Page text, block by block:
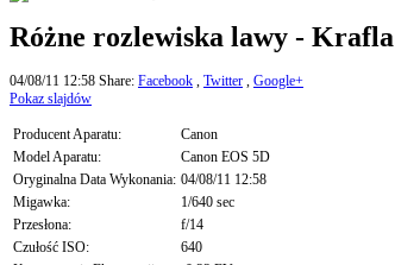
Różne rozlewiska lawy - Krafla
04/08/11 12:58 Share: Facebook , Twitter , Google+
Pokaz slajdów
Producent Aparatu:
Canon
Model Aparatu:
Canon EOS 5D
Oryginalna Data Wykonania: 04/08/11 12:58
Migawka:
1/640 sec
Przesłona:
f/14
Czułość ISO:
640